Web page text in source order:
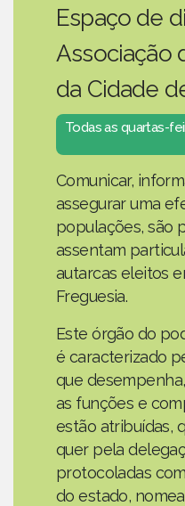
Espaço de
Associação
da Cidade
Todas as quartas-
Comunicar,
assegurar uma
populações, são
assentam
autarcas eleitos
Freguesia.
Este órgão do
é caracterizado
que
as funções e
estão atribuídas,
quer pela
protocoladas
do estado,